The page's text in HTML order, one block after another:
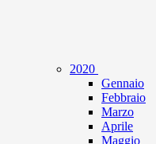
2020
Gennaio
Febbraio
Marzo
Aprile
Maggio